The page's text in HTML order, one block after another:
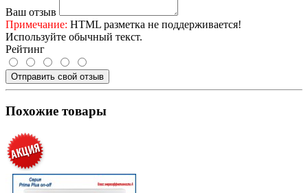
Ваш отзыв
Примечание: HTML разметка не поддерживается!
Используйте обычный текст.
Рейтинг
Отправить свой отзыв
Похожие товары